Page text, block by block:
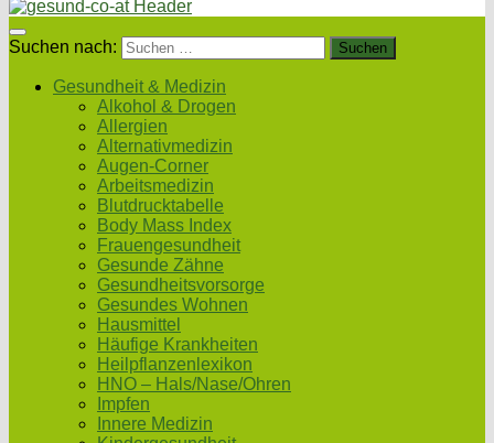
Suchen nach:
Gesundheit & Medizin
Alkohol & Drogen
Allergien
Alternativmedizin
Augen-Corner
Arbeitsmedizin
Blutdrucktabelle
Body Mass Index
Frauengesundheit
Gesunde Zähne
Gesundheitsvorsorge
Gesundes Wohnen
Hausmittel
Häufige Krankheiten
Heilpflanzenlexikon
HNO – Hals/Nase/Ohren
Impfen
Innere Medizin